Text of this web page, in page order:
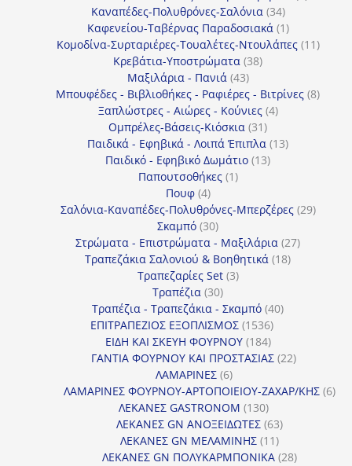
Καναπέδες-Πολυθρόνες-Σαλόνια 3434
προϊόντα
Καφενείου-Ταβέρνας Παραδοσιακά 11
προϊόν
Κομοδίνα-Συρταριέρες-Τουαλέτες-Ντουλάπες 1111
Κρεβάτια-Υποστρώματα 3838
Μαξιλάρια - Πανιά 4343
προϊόντα
Μπουφέδες - Βιβλιοθήκες - Ραφιέρες - Βιτρίνες 88
Ξαπλώστρες - Αιώρες - Κούνιες 44
Ομπρέλες-Βάσεις-Κιόσκια 3131
προϊόντα
Παιδικά - Εφηβικά - Λοιπά Έπιπλα 1313
Παιδικό - Εφηβικό Δωμάτιο 1313
Παπουτσοθήκες 11
Πουφ 44
προϊόντα
Σαλόνια-Καναπέδες-Πολυθρόνες-Μπερζέρες 2929
Σκαμπό 3030
προϊόντα
Στρώματα - Επιστρώματα - Μαξιλάρια 2727
Τραπεζάκια Σαλονιού & Βοηθητικά 1818
Τραπεζαρίες Set 33
Τραπέζια 3030
προϊόντα
Τραπέζια - Τραπεζάκια - Σκαμπό 4040
ΕΠΙΤΡΑΠΕΖΙΟΣ ΕΞΟΠΛΙΣΜΟΣ 15361536
προϊόντα
ΕΙΔΗ ΚΑΙ ΣΚΕΥΗ ΦΟΥΡΝΟΥ 184184
προϊόντα
ΓΑΝΤΙΑ ΦΟΥΡΝΟΥ ΚΑΙ ΠΡΟΣΤΑΣΙΑΣ 2222
ΛΑΜΑΡΙΝΕΣ 66
προϊόντα
ΛΑΜΑΡΙΝΕΣ ΦΟΥΡΝΟΥ-ΑΡΤΟΠΟΙΕΙΟΥ-ΖΑΧΑΡ/ΚΗΣ 66
ΛΕΚΑΝΕΣ GASTRONOM 130130
προϊόντα
ΛΕΚΑΝΕΣ GN ΑΝΟΞΕΙΔΩΤΕΣ 6363
ΛΕΚΑΝΕΣ GN ΜΕΛΑΜΙΝΗΣ 1111
προϊόντα
ΛΕΚΑΝΕΣ GN ΠΟΛΥΚΑΡΜΠΟΝΙΚΑ 2828